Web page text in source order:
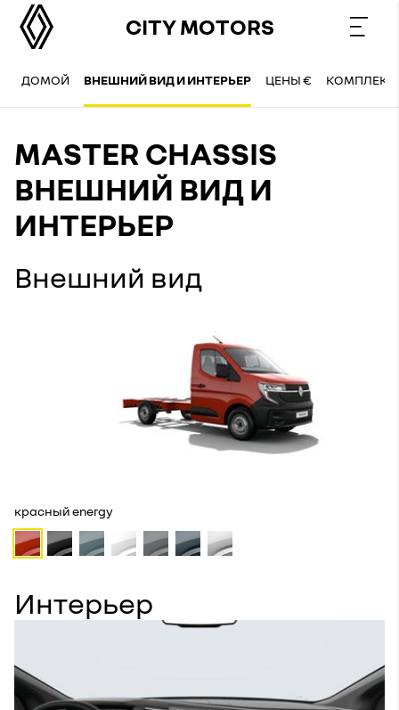
CITY MOTORS
ДОМОЙ ВНЕШНИЙ ВИД И ИНТЕРЬЕР ЦЕНЫ €
MASTER CHASSIS
ВНЕШНИЙ ВИД И
ИНТЕРЬЕР
Внешний вид
красный energy
Интерьер